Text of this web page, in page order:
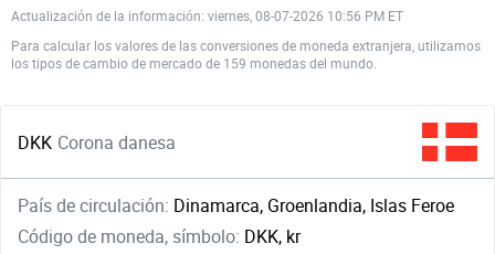
Actualización de la información: viernes, 08-07-2026 10:56 PM ET
Para calcular los valores de las conversiones de moneda extranjera, utilizamos
los tipos de cambio de mercado de 159 monedas del mundo.
DKK Corona danesa
País de circulación: Dinamarca, Groenlandia, Islas Feroe
Código de moneda, símbolo: DKK, kr